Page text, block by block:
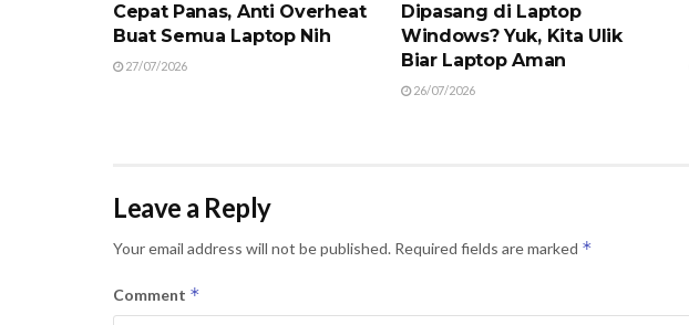
Cepat Panas, Anti Overheat
Buat Semua Laptop Nih
27/07/2026
Dipasang di Laptop
Windows? Yuk, Kita Ulik
Biar Laptop Aman
26/07/2026
Leave a Reply
Your email address will not be published. Required fields are marked *
Comment *